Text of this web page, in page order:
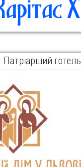
Патріарший готель